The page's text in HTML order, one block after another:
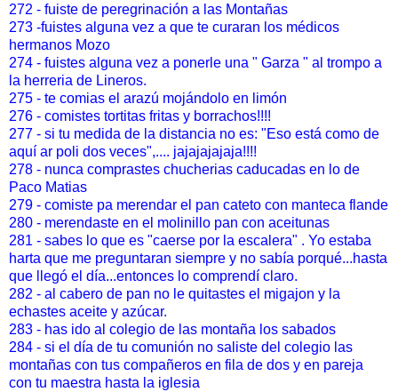
272 - fuiste de peregrinación a las Montañas
273 -fuistes alguna vez a que te curaran los médicos
hermanos Mozo
274 - fuistes alguna vez a ponerle una " Garza " al trompo a
la herreria de Lineros.
275 - te comias el arazú mojándolo en limón
276 - comistes tortitas fritas y borrachos!!!!
277 - si tu medida de la distancia no es: "Eso está como de
aquí ar poli dos veces",.... jajajajajaja!!!!
278 - nunca comprastes chucherias caducadas en lo de
Paco Matias
279 - comiste pa merendar el pan cateto con manteca flande
280 - merendaste en el molinillo pan con aceitunas
281 - sabes lo que es "caerse por la escalera" . Yo estaba
harta que me preguntaran siempre y no sabía porqué...hasta
que llegó el día...entonces lo comprendí claro.
282 - al cabero de pan no le quitastes el migajon y la
echastes aceite y azúcar.
283 - has ido al colegio de las montaña los sabados
284 - si el día de tu comunión no saliste del colegio las
montañas con tus compañeros en fila de dos y en pareja
con tu maestra hasta la iglesia